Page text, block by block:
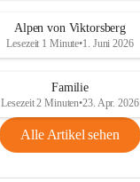
Alpen von Viktorsberg
Lesezeit 1 Minute•1. Juni 2026
Familie
Lesezeit 2 Minuten•23. Apr. 2026
Alle Artikel sehen